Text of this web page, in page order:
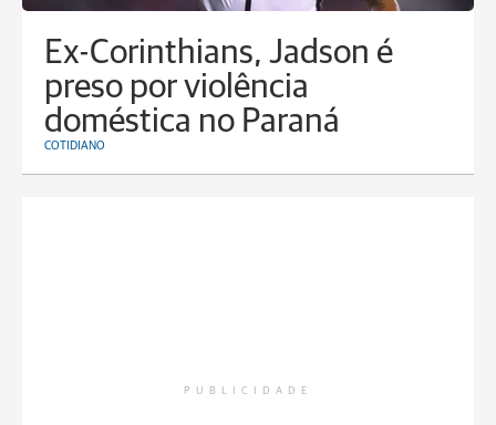
Ex-Corinthians, Jadson é
preso por violência
doméstica no Paraná
COTIDIANO
PUBLICIDADE